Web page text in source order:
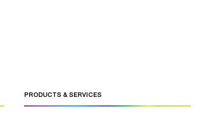
PRODUCTS & SERVICES